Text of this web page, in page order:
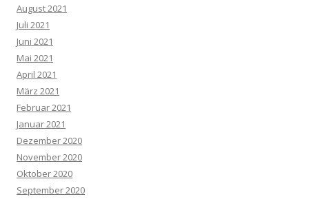
August 2021
Juli 2021
Juni 2021
Mai 2021
April 2021
März 2021
Februar 2021
Januar 2021
Dezember 2020
November 2020
Oktober 2020
September 2020